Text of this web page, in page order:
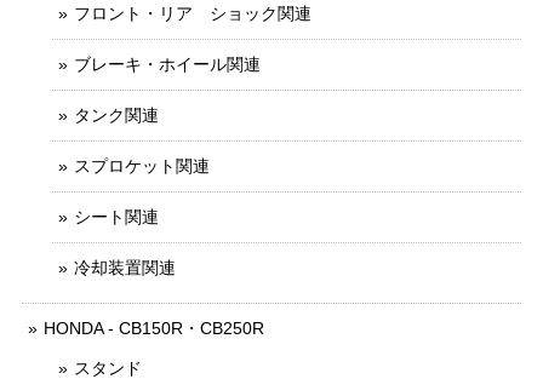
フロント・リア ショック関連
ブレーキ・ホイール関連
タンク関連
スプロケット関連
シート関連
冷却装置関連
HONDA - CB150R・CB250R
スタンド